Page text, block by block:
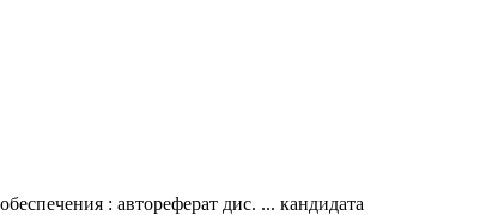
: автореферат дис. ... кандидата